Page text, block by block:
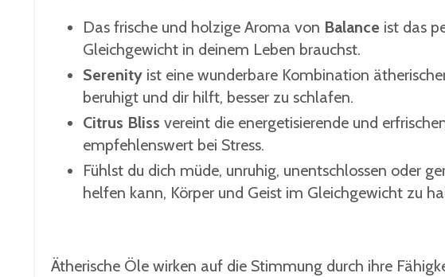
Das frische und holzige Aroma von Balance ist das
Gleichgewicht in deinem Leben brauchst.
Serenity ist eine wunderbare Kombination
beruhigt und dir hilft, besser zu schlafen.
Citrus Bliss vereint die energetisierende und
empfehlenswert bei Stress.
Fühlst du dich müde, unruhig, unentschlossen oder
helfen kann, Körper und Geist im Gleichgewicht zu
Ätherische Öle wirken auf die Stimmung durch ihre